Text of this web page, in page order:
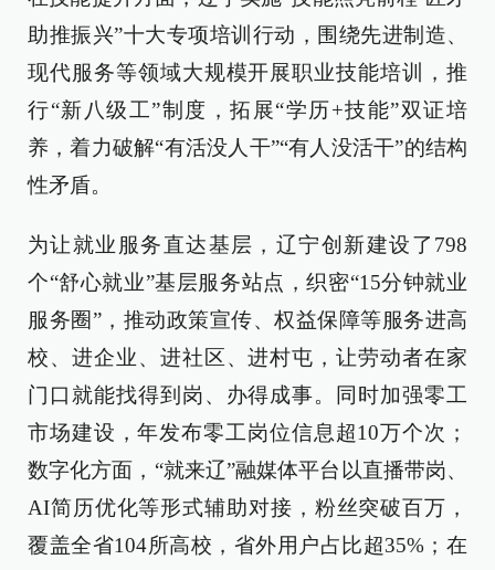
助推振兴”十大专项培训行动，围绕先进制造、
现代服务等领域大规模开展职业技能培训，推
行“新八级工”制度，拓展“学历+技能”双证培
养，着力破解“有活没人干”“有人没活干”的结构
性矛盾。
为让就业服务直达基层，辽宁创新建设了798
个“舒心就业”基层服务站点，织密“15分钟就业
服务圈”，推动政策宣传、权益保障等服务进高
校、进企业、进社区、进村屯，让劳动者在家
门口就能找得到岗、办得成事。同时加强零工
市场建设，年发布零工岗位信息超10万个次；
数字化方面，“就来辽”融媒体平台以直播带岗、
AI简历优化等形式辅助对接，粉丝突破百万，
覆盖全省104所高校，省外用户占比超35%；在